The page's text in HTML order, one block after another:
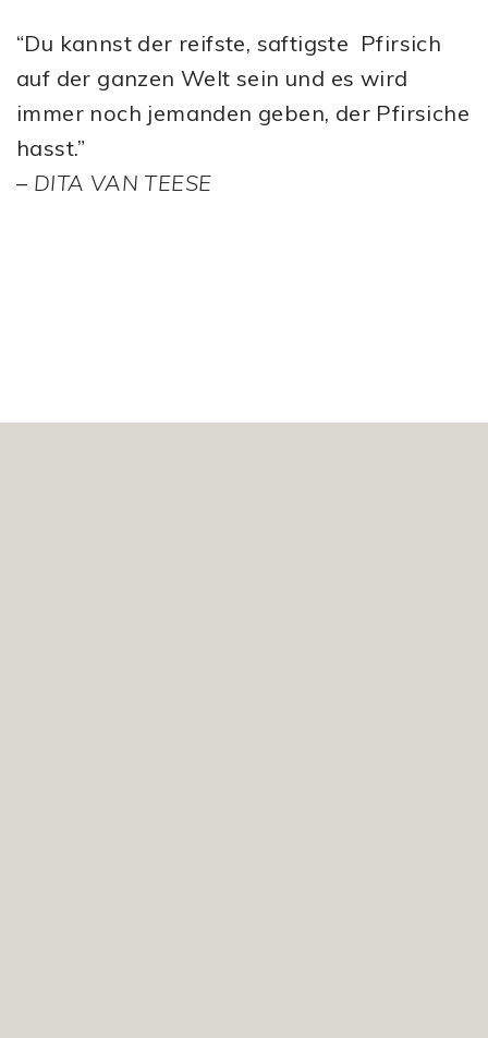
“Du kannst der reifste, saftigste Pfirsich
auf der ganzen Welt sein und es wird
immer noch jemanden geben, der Pfirsiche
hasst.”
– DITA VAN TEESE